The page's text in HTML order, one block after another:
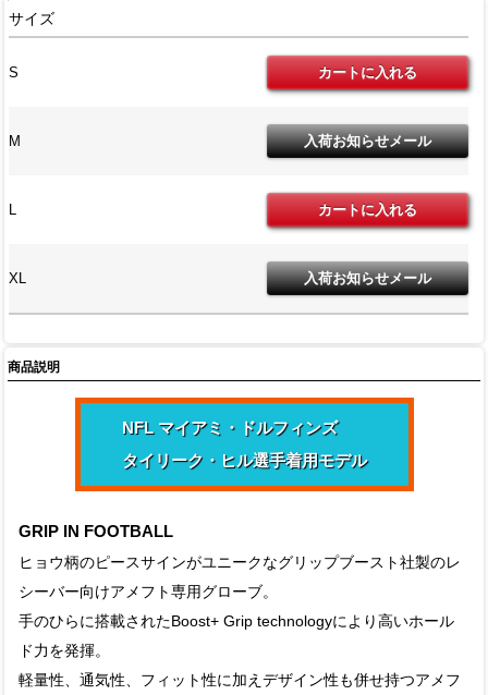
サイズ
S
M
L
XL
商品説明
NFL マイアミ・ドルフィンズ
タイリーク・ヒル選手着用モデル
GRIP IN FOOTBALL
ヒョウ柄のピースサインがユニークなグリップブースト社製のレ
シーバー向けアメフト専用グローブ。
手のひらに搭載されたBoost+ Grip technologyにより高いホール
ド力を発揮。
軽量性、通気性、フィット性に加えデザイン性も併せ持つアメフ